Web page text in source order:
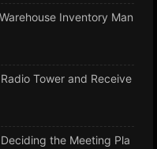
Inventory Man
Tower and Receive
the Meeting Pla